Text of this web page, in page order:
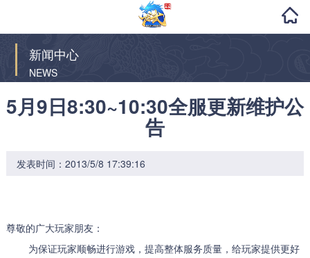
新闻中心
NEWS
5月9日8:30~10:30全服更新维护公
告
发表时间：2013/5/8 17:39:16
尊敬的广大玩家朋友：
为保证玩家顺畅进行游戏，提高整体服务质量，给玩家提供更好